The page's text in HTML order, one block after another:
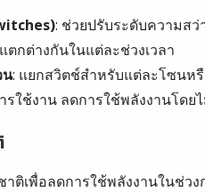
: ช่วยปรับระดับความส
ตกต่างกันในแต่ละช่วงเวลา
น: แยกสวิตช์สำหรับแต่ละโซนห
รใช้งาน ลดการใช้พลังงานโดย
ติเพื่อลดการใช้พลังงานในช่ว